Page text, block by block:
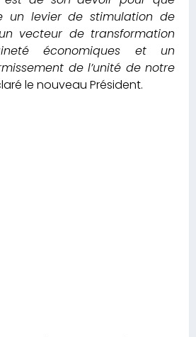
un levier de stimulation de
un vecteur de transformation
économiques et un
de l’unité de notre
le nouveau Président.